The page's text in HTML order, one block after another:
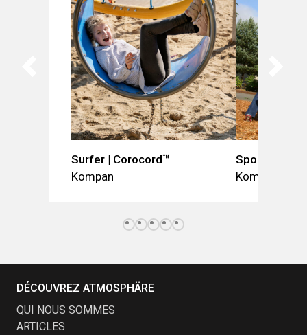
Surfer | Corocord™
Kompan
Spoutnik
Kompan
DÉCOUVREZ ATMOSPHÄRE
QUI NOUS SOMMES
ARTICLES